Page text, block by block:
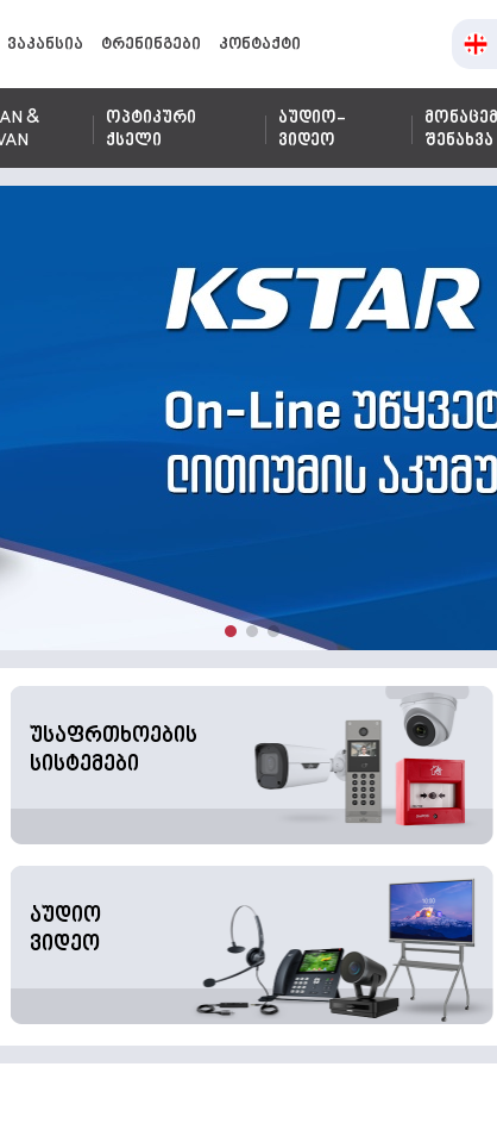
ვაკანსია ტრენინგები კონტაქტი
&
ოპტიკური
ქსელი
აუდიო-
ვიდეო
შენახვა
უსაფრთხოების
სისტემები
აუდიო
ვიდეო